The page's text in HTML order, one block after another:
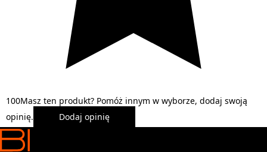
100Masz ten produkt? Pomóż innym w wyborze, dodaj swoją
opinię.
Dodaj opinię